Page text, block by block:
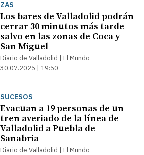
ZAS
Los bares de Valladolid podrán
cerrar 30 minutos más tarde
salvo en las zonas de Coca y
San Miguel
Diario de Valladolid | El Mundo
30.07.2025 | 19:50
SUCESOS
Evacuan a 19 personas de un
tren averiado de la línea de
Valladolid a Puebla de
Sanabria
Diario de Valladolid | El Mundo